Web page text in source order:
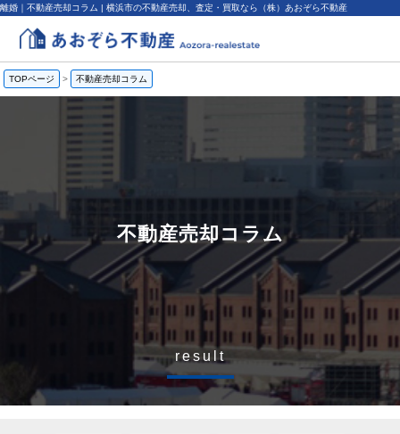
離婚｜不動産売却コラム | 横浜市の不動産売却、査定・買取なら（株）あおぞら不動産
TOPページ > 不動産売却コラム
不動産売却コラム
result